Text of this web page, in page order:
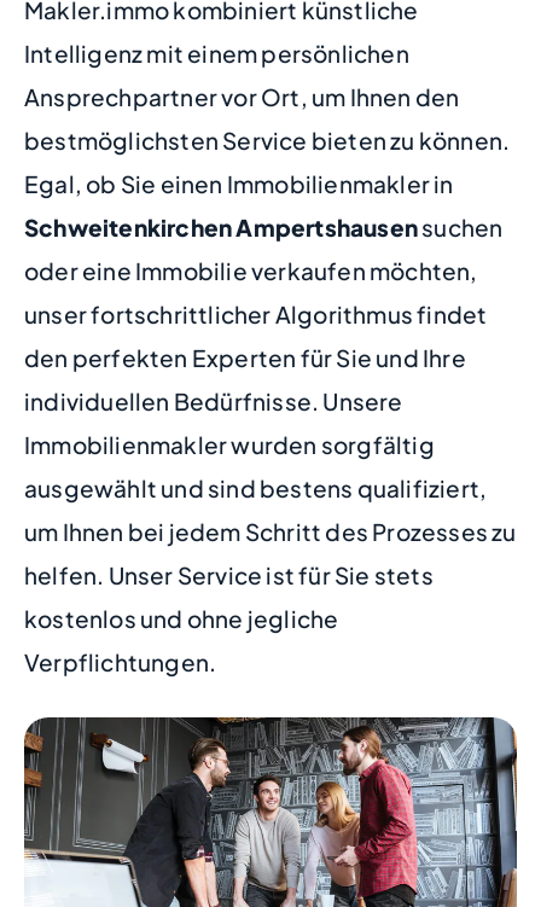
Makler.immo kombiniert künstliche
Intelligenz mit einem persönlichen
Ansprechpartner vor Ort, um Ihnen den
bestmöglichsten Service bieten zu können.
Egal, ob Sie einen Immobilienmakler in
Schweitenkirchen Ampertshausensuchen
oder eine Immobilie verkaufen möchten,
unser fortschrittlicher Algorithmus findet
den perfekten Experten für Sie und Ihre
individuellen Bedürfnisse. Unsere
Immobilienmakler wurden sorgfältig
ausgewählt und sind bestens qualifiziert,
um Ihnen bei jedem Schritt des Prozesses zu
helfen. Unser Service ist für Sie stets
kostenlos und ohne jegliche
Verpflichtungen.